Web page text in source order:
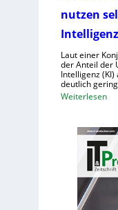
-
s
a
c
h
e
n
h
e
K
o
a
n
o
i
d
e
b
o
t
e
nutzen
Intelligenz
Laut einer
der Anteil der
Intelligenz
deutlich
Weiterlesen:
s
t
d
e